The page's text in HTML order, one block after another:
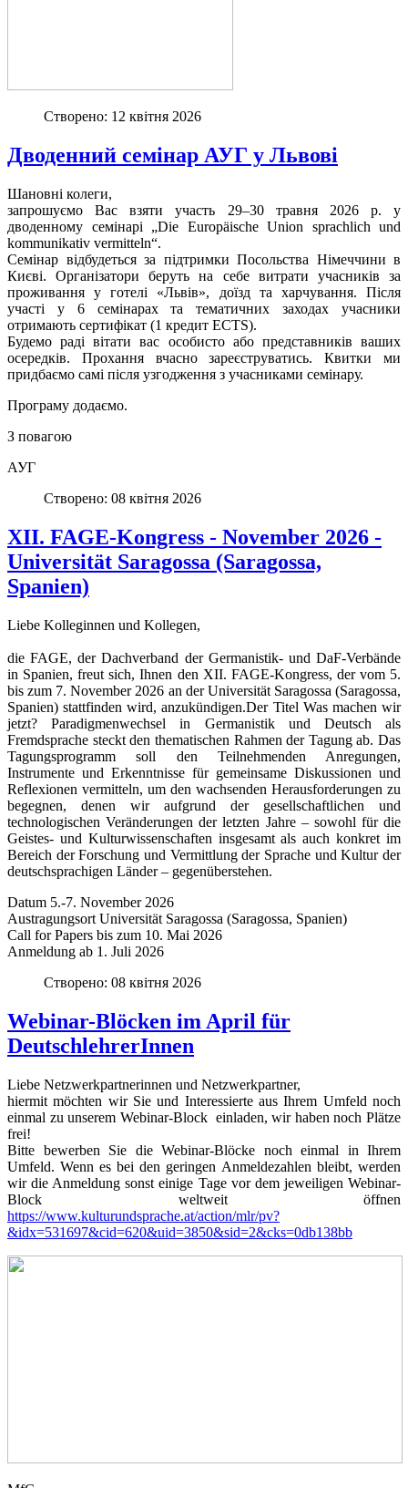
Створено: 12 квітня 2026
Дводенний семінар АУГ у Львові
Шановні колеги,
запрошуємо Вас взяти участь 29–30 травня 2026 р. у
дводенному семінарі „Die Europäische Union sprachlich und
kommunikativ vermitteln“.
Семінар відбудеться за підтримки Посольства Німеччини в
Києві. Організатори беруть на себе витрати учасників за
проживання у готелі «Львів», доїзд та харчування. Після
участі у 6 семінарах та тематичних заходах учасники
отримають сертифікат (1 кредит ECTS).
Будемо раді вітати вас особисто або представників ваших
осередків. Прохання вчасно зареєструватись. Квитки ми
придбаємо самі після узгодження з учасниками семінару.
Програму додаємо.
З повагою
АУГ
Створено: 08 квітня 2026
XII. FAGE-Kongress - November 2026 -
Universität Saragossa (Saragossa,
Spanien)
Liebe Kolleginnen und Kollegen,
die FAGE, der Dachverband der Germanistik- und DaF-Verbände
in Spanien, freut sich, Ihnen den XII. FAGE-Kongress, der vom 5.
bis zum 7. November 2026 an der Universität Saragossa (Saragossa,
Spanien) stattfinden wird, anzukündigen.Der Titel Was machen wir
jetzt? Paradigmenwechsel in Germanistik und Deutsch als
Fremdsprache steckt den thematischen Rahmen der Tagung ab. Das
Tagungsprogramm soll den Teilnehmenden Anregungen,
Instrumente und Erkenntnisse für gemeinsame Diskussionen und
Reflexionen vermitteln, um den wachsenden Herausforderungen zu
begegnen, denen wir aufgrund der gesellschaftlichen und
technologischen Veränderungen der letzten Jahre – sowohl für die
Geistes- und Kulturwissenschaften insgesamt als auch konkret im
Bereich der Forschung und Vermittlung der Sprache und Kultur der
deutschsprachigen Länder – gegenüberstehen.
Datum 5.-7. November 2026
Austragungsort Universität Saragossa (Saragossa, Spanien)
Call for Papers bis zum 10. Mai 2026
Anmeldung ab 1. Juli 2026
Створено: 08 квітня 2026
Webinar-Blöcken im April für
DeutschlehrerInnen
Liebe Netzwerkpartnerinnen und Netzwerkpartner,
hiermit möchten wir Sie und Interessierte aus Ihrem Umfeld noch
einmal zu unserem Webinar-Block einladen, wir haben noch Plätze
frei!
Bitte bewerben Sie die Webinar-Blöcke noch einmal in Ihrem
Umfeld. Wenn es bei den geringen Anmeldezahlen bleibt, werden
wir die Anmeldung sonst einige Tage vor dem jeweiligen Webinar-
Block weltweit öffnen
https://www.kulturundsprache.at/action/mlr/pv?
&idx=531697&cid=620&uid=3850&sid=2&cks=0db138bb